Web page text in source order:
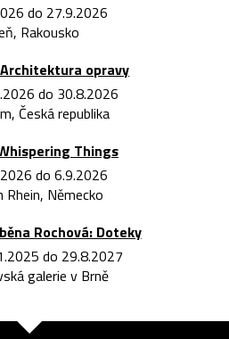
do 27.9.2026
Rakousko
opravy
do 30.8.2026
Česká republika
Things
do 6.9.2026
Rhein, Německo
Rochová: Doteky
do 29.8.2027
galerie v Brně